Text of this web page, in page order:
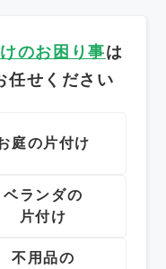
のお困り事は
任せください
庭の片付け
ベランダの
片付け
不用品の